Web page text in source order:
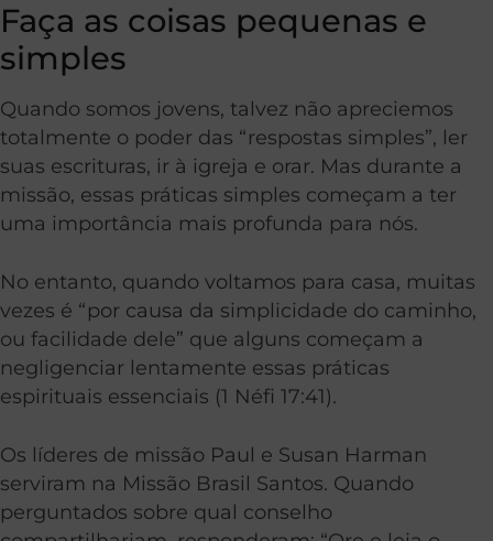
Faça as coisas pequenas e
simples
Quando somos jovens, talvez não apreciemos
totalmente o poder das “respostas simples”, ler
suas escrituras, ir à igreja e orar. Mas durante a
missão, essas práticas simples começam a ter
uma importância mais profunda para nós.
No entanto, quando voltamos para casa, muitas
vezes é “por causa da simplicidade do caminho,
ou facilidade dele” que alguns começam a
negligenciar lentamente essas práticas
espirituais essenciais (1 Néfi 17:41).
Os líderes de missão Paul e Susan Harman
serviram na Missão Brasil Santos. Quando
perguntados sobre qual conselho